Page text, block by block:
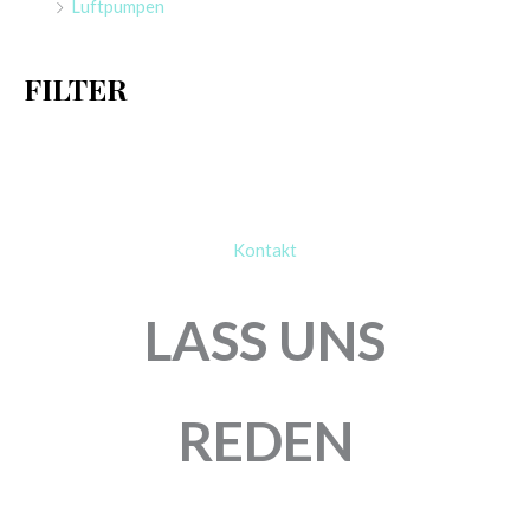
Luftpumpen
FILTER
Kontakt
LASS UNS
REDEN